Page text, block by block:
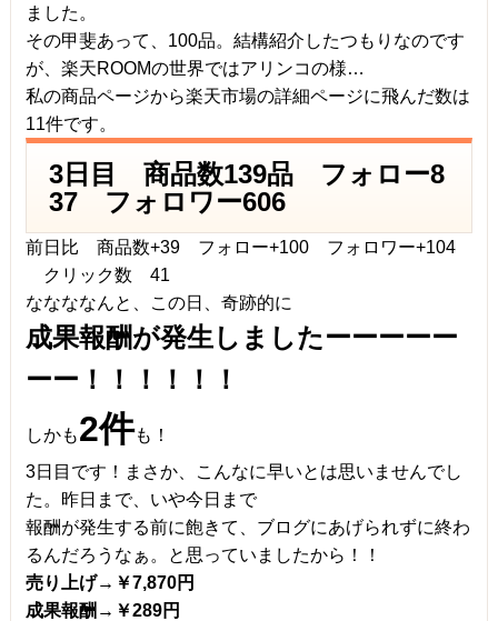
ました。
その甲斐あって、100品。結構紹介したつもりなのです
が、楽天ROOMの世界ではアリンコの様…
私の商品ページから楽天市場の詳細ページに飛んだ数は
11件です。
3日目 商品数139品 フォロー8
37 フォロワー606
前日比 商品数+39 フォロー+100 フォロワー+104
クリック数 41
ななななんと、この日、奇跡的に
成果報酬が発生しましたーーーーー
ーー！！！！！！
しかも2件も！
3日目です！まさか、こんなに早いとは思いませんでし
た。昨日まで、いや今日まで
報酬が発生する前に飽きて、ブログにあげられずに終わ
るんだろうなぁ。と思っていましたから！！
売り上げ→￥7,870円
成果報酬→￥289円